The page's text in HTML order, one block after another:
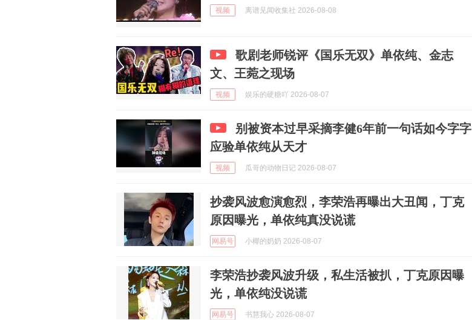
视频 离谱见闻收集社 2026-08-08
歌剧老师锐评《国乐无双》单依纯、金志
文、王菀之现场
视频 娱乐的硬糖吖 2026-08-07
别被资本过早采摘李健6年前一句话如今字字
应验单依纯从天才
视频 瓜哥的动物日记 2026-08-07
抄袭风波愈演愈烈，李荣浩再曝出大丑闻，丁克
原因曝光，单依纯真没说谎
网易号 小椰的奶奶 2026-08-07
李荣浩抄袭风波升级，私生活被扒，丁克原因曝
光，单依纯没说谎
网易号 书慧我心 2026-08-07